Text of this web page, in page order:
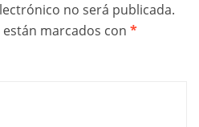
no será publicada.
marcados con *